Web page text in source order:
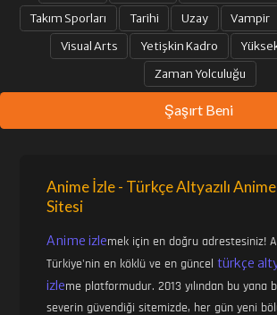
Takım Sporları
Tarihi Uzay Vampir
Visual Arts
Yetişkin Kadro
Zaman Yolculuğu
Şaşırt Beni
Anime İzle - Türkçe Altyazılı
Sitesi
Anime izlemek için en doğru adrestesiniz!
Türkiye'nin en köklü ve en günceltürkçe
izleme platformudur. 2013 yılından bu yana
severin güvendiği sitemizde, her gün yeni